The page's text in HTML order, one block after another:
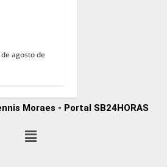
agosto de
Moraes - Portal SB24HORAS